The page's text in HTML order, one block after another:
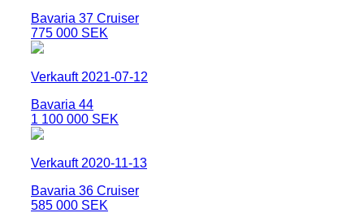
Bavaria 37 Cruiser
775 000 SEK
Verkauft 2021-07-12
Bavaria 44
1 100 000 SEK
Verkauft 2020-11-13
Bavaria 36 Cruiser
585 000 SEK